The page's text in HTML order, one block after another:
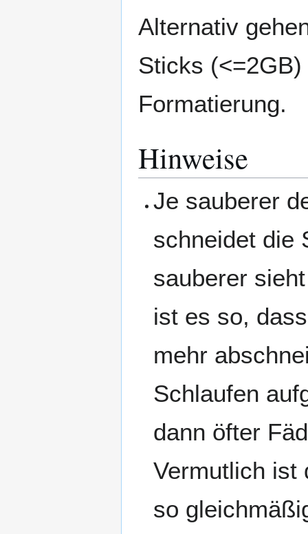
Alternativ
Sticks (<=2GB)
Formatierung.
Hinweise
Je sauberer
schneidet die
sauberer
ist es so,
mehr
Schlaufen
dann öfter
Vermutlich ist
so